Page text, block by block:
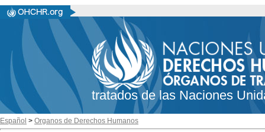
tratados de las Naciones
Español > Organos de Derechos Humanos